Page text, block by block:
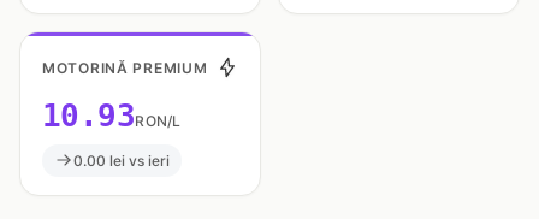
MOTORINĂ PREMIUM
10.93RON/L
0.00 lei vs ieri